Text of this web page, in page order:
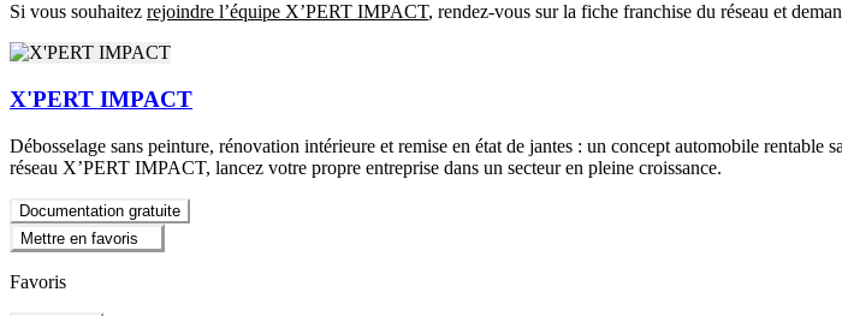
Si vous souhaitez rejoindre l’équipe X’PERT IMPACT, rendez-vous sur la fiche franchise du réseau et
X'PERT IMPACT
Débosselage sans peinture, rénovation intérieure et remise en état de jantes : un concept automobile rentable
réseau X’PERT IMPACT, lancez votre propre entreprise dans un secteur en pleine croissance.
Documentation gratuite
Mettre en favoris
Favoris